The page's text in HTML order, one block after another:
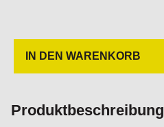
IN DEN WARENKORB
Produktbeschreibung